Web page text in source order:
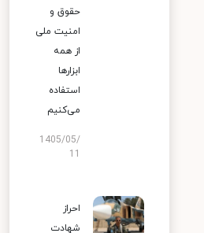
حقوق و
امنیت ملی
از همه
ابزارها
استفاده
می‌کنیم
1405/05/
احراز
شهادت